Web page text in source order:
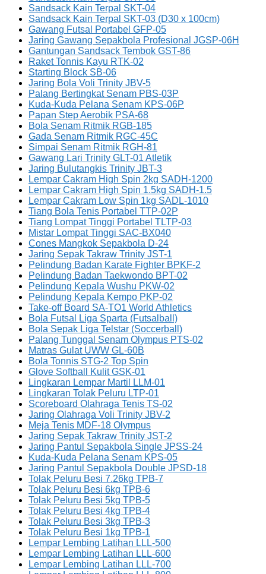
Sandsack Kain Terpal SKT-04
Sandsack Kain Terpal SKT-03 (D30 x 100cm)
Gawang Futsal Portabel GFP-05
Jaring Gawang Sepakbola Profesional JGSP-06H
Gantungan Sandsack Tembok GST-86
Raket Tonnis Kayu RTK-02
Starting Block SB-06
Jaring Bola Voli Trinity JBV-5
Palang Bertingkat Senam PBS-03P
Kuda-Kuda Pelana Senam KPS-06P
Papan Step Aerobik PSA-68
Bola Senam Ritmik RGB-185
Gada Senam Ritmik RGC-45C
Simpai Senam Ritmik RGH-81
Gawang Lari Trinity GLT-01 Atletik
Jaring Bulutangkis Trinity JBT-3
Lempar Cakram High Spin 2kg SADH-1200
Lempar Cakram High Spin 1.5kg SADH-1.5
Lempar Cakram Low Spin 1kg SADL-1010
Tiang Bola Tenis Portabel TTP-02P
Tiang Lompat Tinggi Portabel TLTP-03
Mistar Lompat Tinggi SAC-BX040
Cones Mangkok Sepakbola D-24
Jaring Sepak Takraw Trinity JST-1
Pelindung Badan Karate Fighter BPKF-2
Pelindung Badan Taekwondo BPT-02
Pelindung Kepala Wushu PKW-02
Pelindung Kepala Kempo PKP-02
Take-off Board SA-TO1 World Athletics
Bola Futsal Liga Sparta (Futsalball)
Bola Sepak Liga Telstar (Soccerball)
Palang Tunggal Senam Olympus PTS-02
Matras Gulat UWW GL-60B
Bola Tonnis STG-2 Top Spin
Glove Softball Kulit GSK-01
Lingkaran Lempar Martil LLM-01
Lingkaran Tolak Peluru LTP-01
Scoreboard Olahraga Tenis TS-02
Jaring Olahraga Voli Trinity JBV-2
Meja Tenis MDF-18 Olympus
Jaring Sepak Takraw Trinity JST-2
Jaring Pantul Sepakbola Single JPSS-24
Kuda-Kuda Pelana Senam KPS-05
Jaring Pantul Sepakbola Double JPSD-18
Tolak Peluru Besi 7.26kg TPB-7
Tolak Peluru Besi 6kg TPB-6
Tolak Peluru Besi 5kg TPB-5
Tolak Peluru Besi 4kg TPB-4
Tolak Peluru Besi 3kg TPB-3
Tolak Peluru Besi 1kg TPB-1
Lempar Lembing Latihan LLL-500
Lempar Lembing Latihan LLL-600
Lempar Lembing Latihan LLL-700